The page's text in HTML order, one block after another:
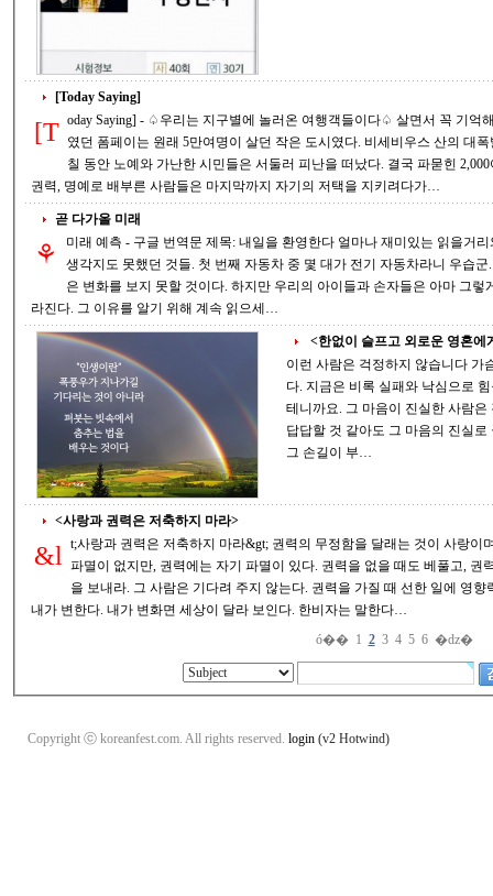
[Today Saying]
[T oday Saying] - ♤우리는 지구별에 놀러온 여행객들이다♤ 살면서 꼭 기억해야 하는 것은 무엇인가? 2,000년전 화산재에 덮
였던 폼페이는 원래 5만여명이 살던 작은 도시였다. 비세비우스 산의 대폭발이 있기전 화산재가 조금씩 뿜어져 나오는 며
칠 동안 노예와 가난한 시민들은 서둘러 피난을 떠났다. 결국 파묻힌 2,000여 명은 귀족들과 돈 많은 상인들이었다. 돈과
권력, 명예로 배부른 사람들은 마지막까지 자기의 저택을 지키려다가…
곧 다가올 미래
⚘
미래 예측 - 구글 번역문 제목: 내일을 환영한다 얼마나 재미있는 읽을거리와 매우 논리적인 예언이 있는가. 20년 전에는
생각지도 못했던 것들. 첫 번째 자동차 중 몇 대가 전기 자동차라니 우습군. 완전 동그라미 쳐놨어. 우리들 중 많은 사람들
은 변화를 보지 못할 것이다. 하지만 우리의 아이들과 손자들은 아마 그렇게 할 것이다. 1- 기본 엔진 자동차 수리점은 사
라진다. 그 이유를 알기 위해 계속 읽으세…
<한없이 슬프고 외로운 영혼에
이런 사람은 걱정하지 않습니다 가
다. 지금은 비록 실패와 낙심으로
테니까요. 그 마음이 진실한 사람은 걱정하지 않습니다. 지금은 비록 손해를 보고
답답할 것 같아도 그 마음의 진실
그 손길이 부…
<사랑과 권력은 저축하지 마라>
&l
t;사랑과 권력은 저축하지 마라&gt; 권력의 무정함을 달래는 것이 사랑이며, 권력의 중독을 막는 것이 겸손이다. 사랑에는
파멸이 없지만, 권력에는 자기 파멸이 있다. 권력을 없을 때도 베풀고, 권력을 가질 때 더 베풀어라. 꽃이 시들기 전에 꽃
을 보내라. 그 사람은 기다려 주지 않는다. 권력을 가질 때 선한 일에 영향력을 펼쳐라. 그러면 세상이 변하는 것이 아니라
내가 변한다. 내가 변화면 세상이 달라 보인다. 한비자는 말한다…
ó�� 1 2 3 4 5 6 �ǳ�
Copyright ⓒ koreanfest.com. All rights reserved. login (v2 Hotwind)